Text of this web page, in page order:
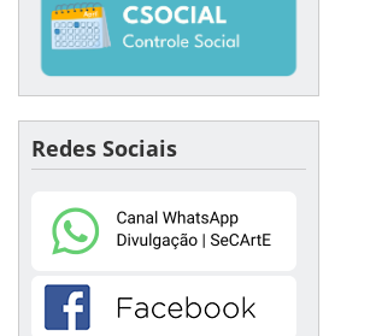
Redes Sociais